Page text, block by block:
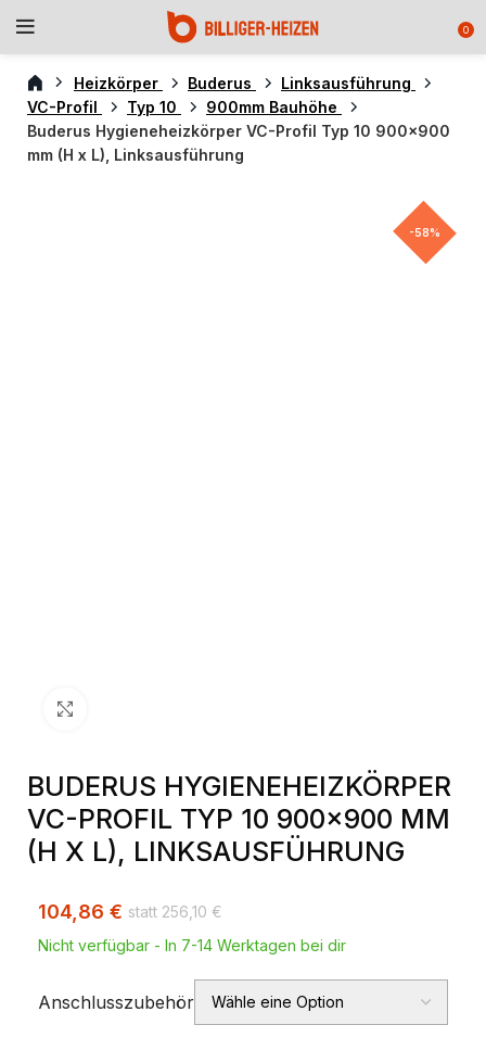
0
Heizkörper Buderus
Linksausführung
VC-Profil
Typ 10
900mm Bauhöhe
Buderus Hygieneheizkörper VC-Profil Typ 10 900×900
mm (H x L), Linksausführung
-58%
BUDERUS HYGIENEHEIZKÖRPER
VC-PROFIL TYP 10 900×900 MM
(H X L), LINKSAUSFÜHRUNG
256,10 €
104,86 €
Nicht verfügbar - In 7-14 Werktagen bei dir
Anschlusszubehör